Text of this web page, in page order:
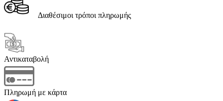
Διαθέσιμοι τρόποι πληρωμής
Αντικαταβολή
Πληρωμή με κάρτα